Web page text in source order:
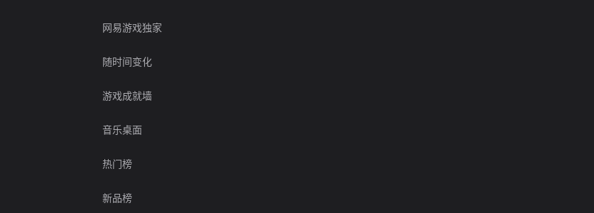
网易游戏独家
随时间变化
游戏成就墙
音乐桌面
热门榜
新品榜